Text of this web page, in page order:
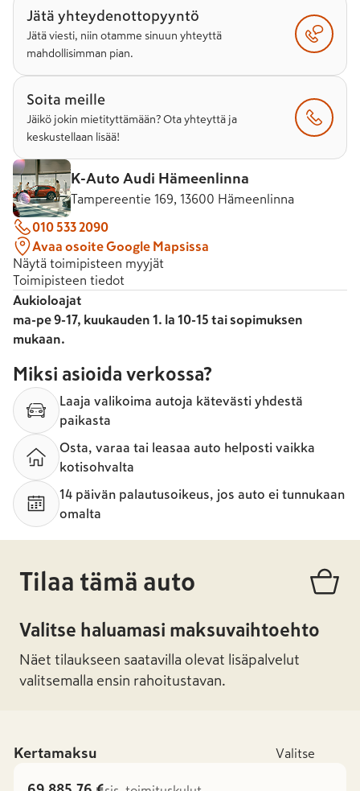
Jätä yhteydenottopyyntö
Jätä viesti, niin otamme sinuun yhteyttä
mahdollisimman pian.
Soita meille
Jäikö jokin mietityttämään? Ota yhteyttä ja
keskustellaan lisää!
K-Auto Audi Hämeenlinna
Tampereentie 169, 13600 Hämeenlinna
010 533 2090
Avaa osoite Google Mapsissa
Näytä toimipisteen myyjät
Toimipisteen tiedot
Aukioloajat
ma-pe 9-17, kuukauden 1. la 10-15 tai sopimuksen
mukaan.
Miksi asioida verkossa?
Laaja valikoima autoja kätevästi yhdestä
paikasta
Osta, varaa tai leasaa auto helposti vaikka
kotisohvalta
14 päivän palautusoikeus, jos auto ei tunnukaan
omalta
Tilaa tämä auto
Valitse haluamasi maksuvaihtoehto
Näet tilaukseen saatavilla olevat lisäpalvelut
valitsemalla ensin rahoitustavan.
Kertamaksu Valitse